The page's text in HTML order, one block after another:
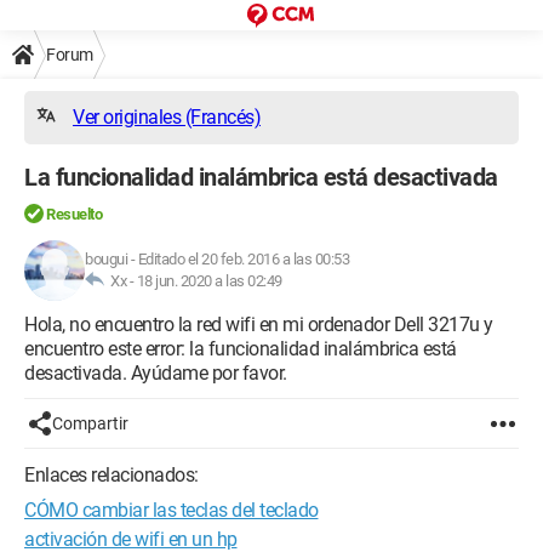
Forum
Ver originales (Francés)
La funcionalidad inalámbrica está desactivada
Resuelto
bougui - Editado el 20 feb. 2016 a las 00:53
Xx - 18 jun. 2020 a las 02:49
Hola, no encuentro la red wifi en mi ordenador Dell 3217u y
encuentro este error: la funcionalidad inalámbrica está
desactivada. Ayúdame por favor.
Compartir
Enlaces relacionados:
CÓMO cambiar las teclas del teclado
activación de wifi en un hp